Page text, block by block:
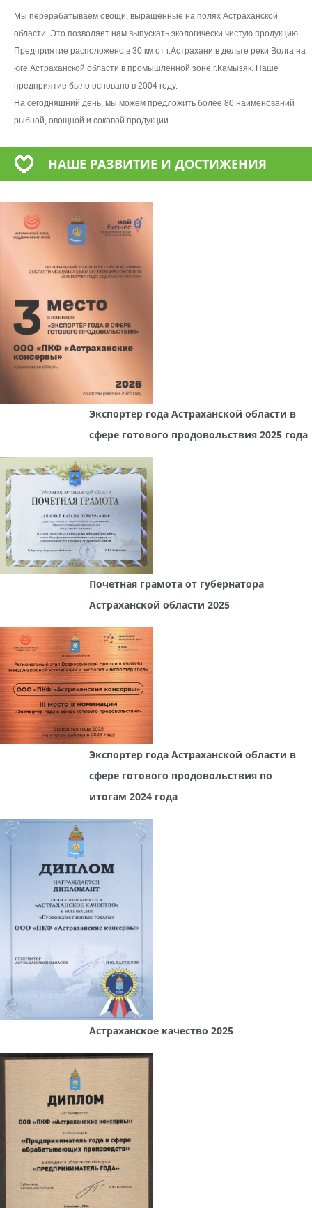
Мы перерабатываем овощи, выращенные на полях Астраханской
области. Это позволяет нам выпускать экологически чистую продукцию.
Предприятие расположено в 30 км от г.Астрахани в дельте реки Волга на
юге Астраханской области в промышленной зоне г.Камызяк. Наше
предприятие было основано в 2004 году.
На сегодняшний день, мы можем предложить более 80 наименований
рыбной, овощной и соковой продукции.
НАШЕ РАЗВИТИЕ И ДОСТИЖЕНИЯ
Экспортер года Астраханской области в
сфере готового продовольствия 2025 года
Почетная грамота от губернатора
Астраханской области 2025
Экспортер года Астраханской области в
сфере готового продовольствия по
итогам 2024 года
Астраханское качество 2025